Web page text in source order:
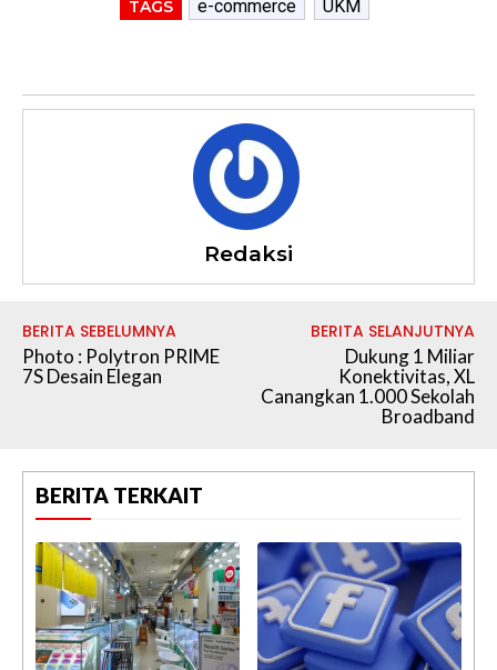
TAGS e-commerce UKM
Redaksi
BERITA SEBELUMNYA
Photo : Polytron PRIME
7S Desain Elegan
BERITA SELANJUTNYA
Dukung 1 Miliar
Konektivitas, XL
Canangkan 1.000 Sekolah
Broadband
BERITA TERKAIT